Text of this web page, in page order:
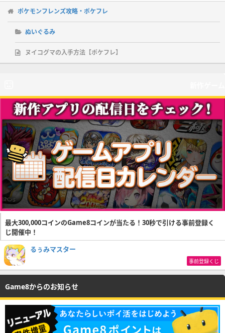
ポケモンフレンズ攻略・ポケフレ
ぬいぐるみ
ヌイコグマの入手方法【ポケフレ】
最大300,000コインのGame8コインが当たる！30秒で引ける事前登録く
じ開催中！
るぅみマスター
事前登録くじ
Game8からのお知らせ